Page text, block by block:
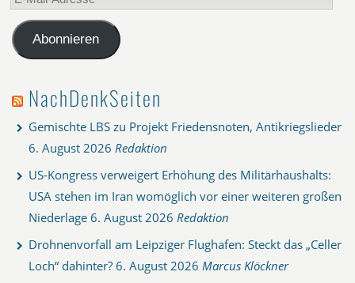
Mail-
AdresseAbonnieren
NachDenkSeiten
Gemischte LBS zu Projekt Friedensnoten, Antikriegslieder
6. August 2026 Redaktion
US-Kongress verweigert Erhöhung des Militärhaushalts:
USA stehen im Iran womöglich vor einer weiteren großen
Niederlage 6. August 2026 Redaktion
Drohnenvorfall am Leipziger Flughafen: Steckt das „Celler
Loch“ dahinter? 6. August 2026 Marcus Klöckner